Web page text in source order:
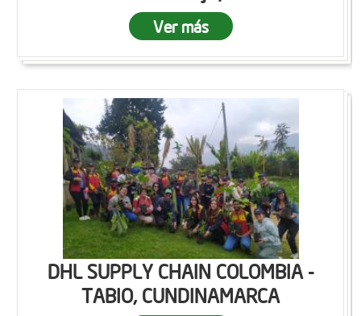
Ver más
DHL SUPPLY CHAIN COLOMBIA -
TABIO, CUNDINAMARCA